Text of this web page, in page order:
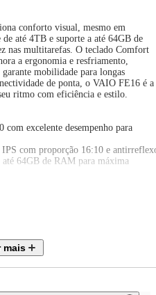
conforto visual, mesmo em
até 4TB e suporte a até 64GB de
nas multitarefas. O teclado Comfort
a ergonomia e resfriamento,
mobilidade para longas
de ponta, o VAIO FE16 é a
ritmo com eficiência e estilo.
com excelente desempenho para
com proporção 16:10 e
64GB de RAM para máxima
C, HDMI, SD Card e mais.
e microfones com cancelamento
mais